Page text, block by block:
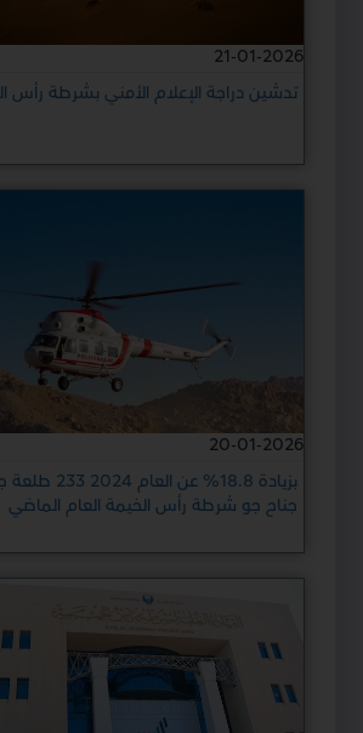
21-01-2026
تدشين دراجة الإعلام الأمني بشرطة رأس
20-01-2026
بزيادة 18.8% عن العام
جناح جو شرطة رأس الخيمة العام الماضي